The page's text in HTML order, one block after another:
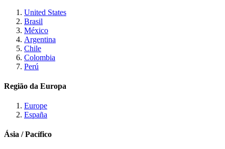
United States
Brasil
México
Argentina
Chile
Colombia
Perú
Região da Europa
Europe
España
Ásia / Pacífico